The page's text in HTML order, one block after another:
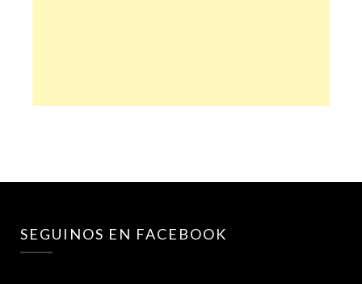
SEGUINOS EN FACEBOOK